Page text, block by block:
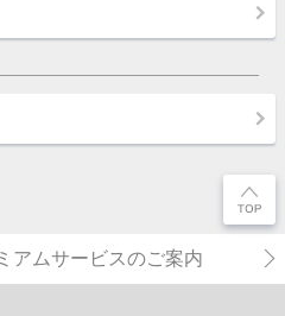
アムサービスのご案内